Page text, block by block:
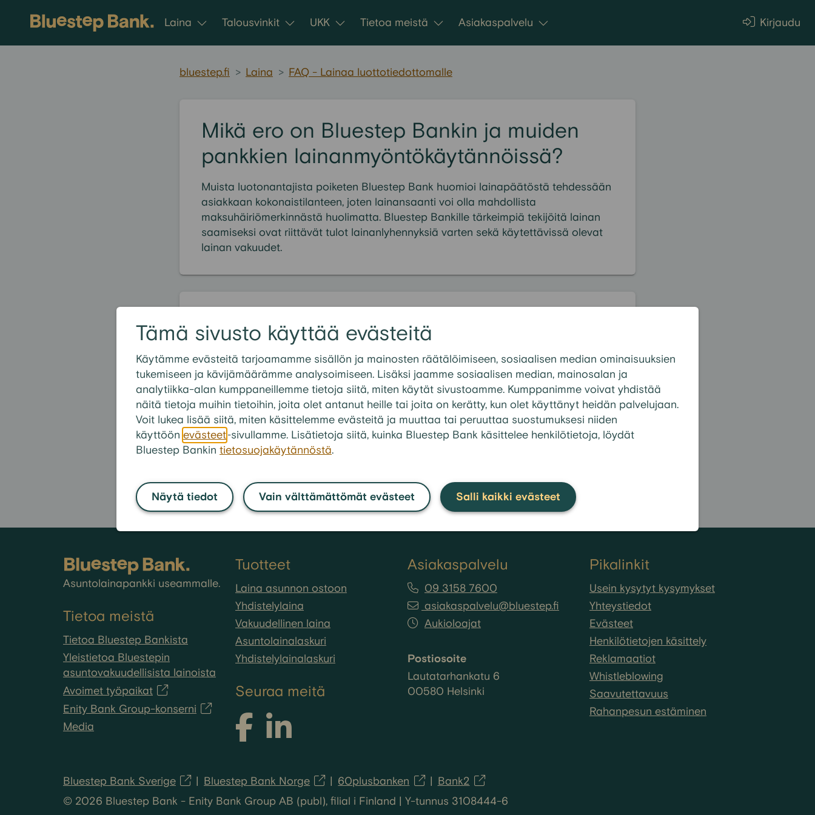
Tämä sivusto käyttää evästeitä
Käytämme evästeitä tarjoamamme sisällön ja mainosten räätälöimiseen, sosiaalisen median ominaisuuksien
tukemiseen ja kävijämäärämme analysoimiseen. Lisäksi jaamme sosiaalisen median, mainosalan ja
analytiikka-alan kumppaneillemme tietoja siitä, miten käytät sivustoamme. Kumppanimme voivat yhdistää
näitä tietoja muihin tietoihin, joita olet antanut heille tai joita on kerätty, kun olet käyttänyt heidän palvelujaan.
Voit lukea lisää siitä, miten käsittelemme evästeitä ja muuttaa tai peruuttaa suostumuksesi niiden
käyttöön evästeet-sivullamme. Lisätietoja siitä, kuinka Bluestep Bank käsittelee henkilötietoja, löydät
Bluestep Bankin tietosuojakäytännöstä.
Näytä tiedot Vain välttämättömät evästeet Salli kaikki evästeet
Siirry sisältöön
Laina Talousvinkit UKK Tietoa meistä Asiakaspalvelu Kirjaudu
bluestep.fi > Laina > FAQ - Lainaa luottotiedottomalle
Mikä ero on Bluestep Bankin ja muiden
pankkien lainanmyöntökäytännöissä?
Muista luotonantajista poiketen Bluestep Bank huomioi lainapäätöstä tehdessään
asiakkaan kokonaistilanteen, joten lainansaanti voi olla mahdollista
maksuhäiriömerkinnästä huolimatta. Bluestep Bankille tärkeimpiä tekijöitä lainan
saamiseksi ovat riittävät tulot lainanlyhennyksiä varten sekä käytettävissä olevat
lainan vakuudet.
Suosituimmat kysymykset kategoriasta:
Lainaa luottotiedottomalle
Voinko saada lainaa, jos minulla on useita maksuhäiriömerkintöjä?
Millaisia lainoja voin hakea ilman luottotietoja?
Vaikuttaako maksuhäiriömerkintä lainan määrään tai korkoihin?
Mitä vakuuksia voin käyttää lainan hakemiseen luottotiedottomana?
Kuinka kauan maksuhäiriömerkintä vaikuttaa lainansaantiini?
Asuntolainapankki useammalle.
Tietoa meistä
Tietoa Bluestep Bankista
Yleistietoa Bluestepin
asuntovakuudellisista lainoista
Avoimet työpaikat
Enity Bank Group-konserni
Media
Tuotteet
Laina asunnon ostoon
Yhdistelylaina
Vakuudellinen laina
Asuntolainalaskuri
Yhdistelylainalaskuri
Seuraa meitä
Asiakaspalvelu
09 3158 7600
asiakaspalvelu@bluestep.fi
Aukioloajat
Postiosoite
Lautatarhankatu 6
00580 Helsinki
Pikalinkit
Usein kysytyt kysymykset
Yhteystiedot
Evästeet
Henkilötietojen käsittely
Reklamaatiot
Whistleblowing
Saavutettavuus
Rahanpesun estäminen
Bluestep Bank Sverige Bluestep Bank Norge 60plusbanken
Bank2
© 2026 Bluestep Bank - Enity Bank Group AB (publ), filial i Finland | Y-tunnus 3108444-6